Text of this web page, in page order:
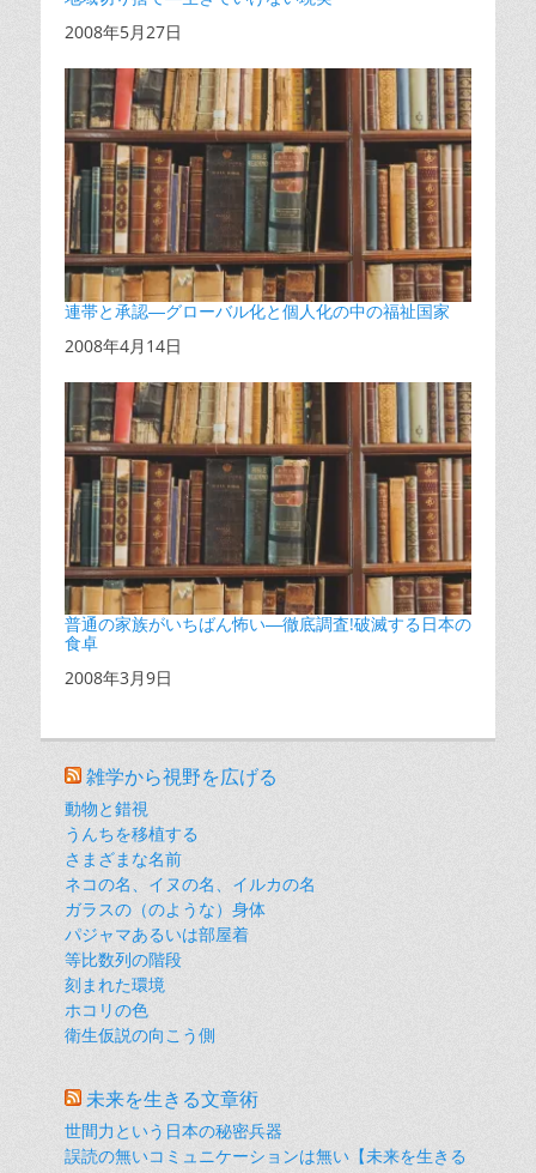
日付
2008年5月27日
連帯と承認―グローバル化と個人化の中の福祉国家
日付
2008年4月14日
普通の家族がいちばん怖い―徹底調査!破滅する日本の
食卓
日付
2008年3月9日
雑学から視野を広げる
動物と錯視
うんちを移植する
さまざまな名前
ネコの名、イヌの名、イルカの名
ガラスの（のような）身体
パジャマあるいは部屋着
等比数列の階段
刻まれた環境
ホコリの色
衛生仮説の向こう側
未来を生きる文章術
世間力という日本の秘密兵器
誤読の無いコミュニケーションは無い【未来を生きる